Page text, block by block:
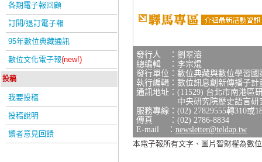
各期電子報回顧
訂閱/退訂電子報
95年數位典藏通訊
數位文化電子報(new!)
投稿
我要投稿
投稿說明
讀者意見回饋
發行人 ：劉翠溶
總編輯 ：李宗焜
發行單位：數位典藏與數位學習
執行編輯：數位訊息創新傳播子計
通訊地址：(11529) 台北市南港區
中央研究院歷史語言研究
服務專線：(02) 27829555轉310或
傳真 ：(02) 2786-8834
E-mail ： newsletter@teldap.tw
本電子報所有文字、圖片智財權為數